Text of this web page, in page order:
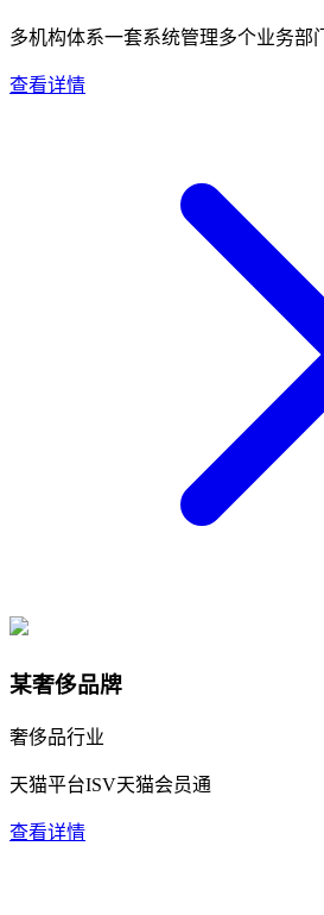
多机构体系一套系统管理多个业务部门
查看详情
某奢侈品牌
奢侈品行业
天猫平台ISV天猫会员通
查看详情